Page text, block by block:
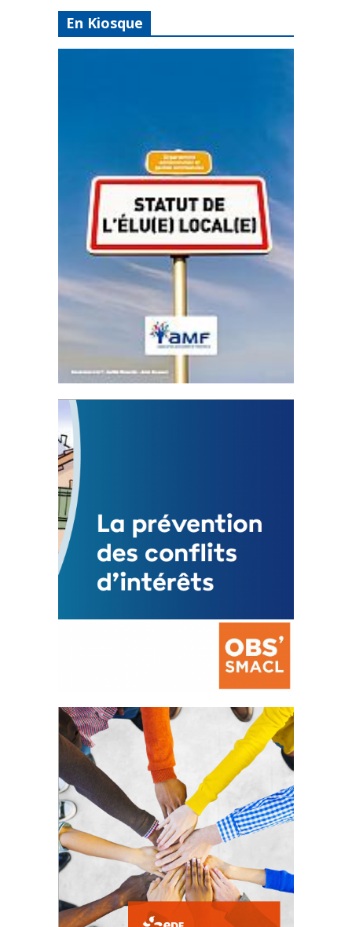
En Kiosque
Statut de l’élu local
3 avril 2024
Mise à jour avril 2024
FEUILLETER
La prévention des conflits
d’intérêts
18 septembre 2023
FEUILLETER